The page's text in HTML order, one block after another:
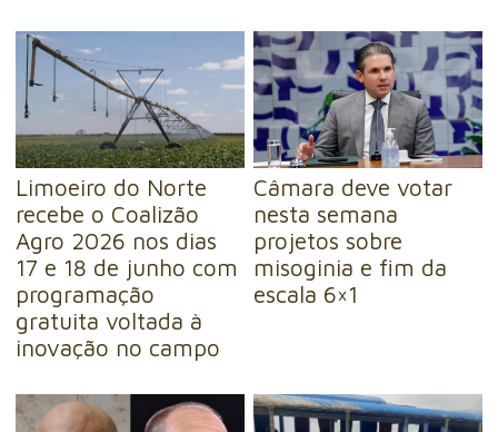
Limoeiro do Norte
recebe o Coalizão
Agro 2026 nos dias
17 e 18 de junho com
programação
gratuita voltada à
inovação no campo
Câmara deve votar
nesta semana
projetos sobre
misoginia e fim da
escala 6×1